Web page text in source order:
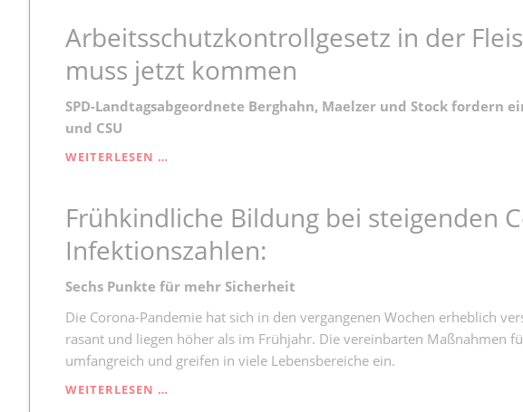
MODUS“:
KEINE
LUFTFILTER
FÜR
KITAS
Arbeitsschutzkontrollgesetz in der
muss jetzt kommen
SPD-Landtagsabgeordnete Berghahn, Maelzer und Stock fordern
und CSU
WEITERLESEN …
FLEISCHINDUSTRIE
MUSS
JETZT
KOMMEN
Frühkindliche Bildung bei steigenden
Infektionszahlen:
Sechs Punkte für mehr Sicherheit
Die Corona-Pandemie hat sich in den vergangenen Wochen erheblich
rasant und liegen höher als im Frühjahr. Die vereinbarten Maßnahmen
umfangreich und greifen in viele Lebensbereiche ein.
WEITERLESEN …